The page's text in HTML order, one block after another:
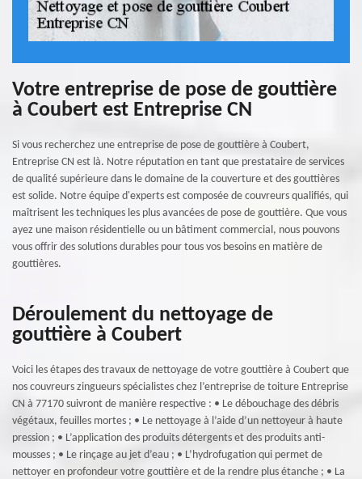
Votre entreprise de pose de gouttière
à Coubert est Entreprise CN
Si vous recherchez une entreprise de pose de gouttière à Coubert,
Entreprise CN est là. Notre réputation en tant que prestataire de services
de qualité supérieure dans le domaine de la couverture et des gouttières
est solide. Notre équipe d'experts est composée de couvreurs qualifiés, qui
maîtrisent les techniques les plus avancées de pose de gouttière. Que vous
ayez une maison résidentielle ou un bâtiment commercial, nous pouvons
vous offrir des solutions durables pour tous vos besoins en matière de
gouttières.
Déroulement du nettoyage de
gouttière à Coubert
Voici les étapes des travaux de nettoyage de votre gouttière à Coubert que
nos couvreurs zingueurs spécialistes chez l’entreprise de toiture Entreprise
CN à 77170 suivront de manière respective : • Le débouchage des débris
végétaux, feuilles mortes ; • Le nettoyage à l’aide d’un nettoyeur à haute
pression ; • L’application des produits détergents et des produits anti-
mousses ; • Le rinçage au jet d’eau ; • L’hydrofugation qui permet de
nettoyer en profondeur votre gouttière et de la rendre plus étanche ; • La